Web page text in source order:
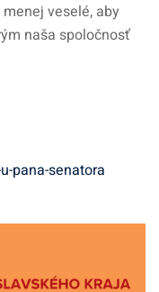
veselé, aby
naša spoločnosť
pana-senatora